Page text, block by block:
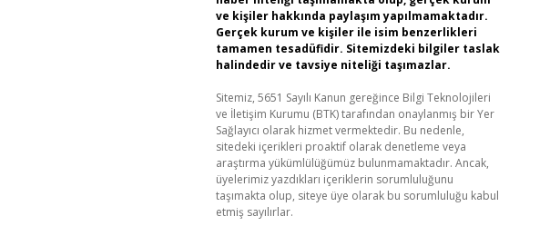
ve kişiler hakkında paylaşım yapılmamaktadır.
Gerçek kurum ve kişiler ile isim benzerlikleri
tamamen tesadüfidir. Sitemizdeki bilgiler taslak
halindedir ve tavsiye niteliği taşımazlar.
Sitemiz, 5651 Sayılı Kanun gereğince Bilgi Teknolojileri
ve İletişim Kurumu (BTK) tarafından onaylanmış bir Yer
Sağlayıcı olarak hizmet vermektedir. Bu nedenle,
sitedeki içerikleri proaktif olarak denetleme veya
araştırma yükümlülüğümüz bulunmamaktadır. Ancak,
üyelerimiz yazdıkları içeriklerin sorumluluğunu
taşımakta olup, siteye üye olarak bu sorumluluğu kabul
etmiş sayılırlar.